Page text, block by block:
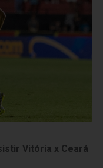
Vitória x Ceará